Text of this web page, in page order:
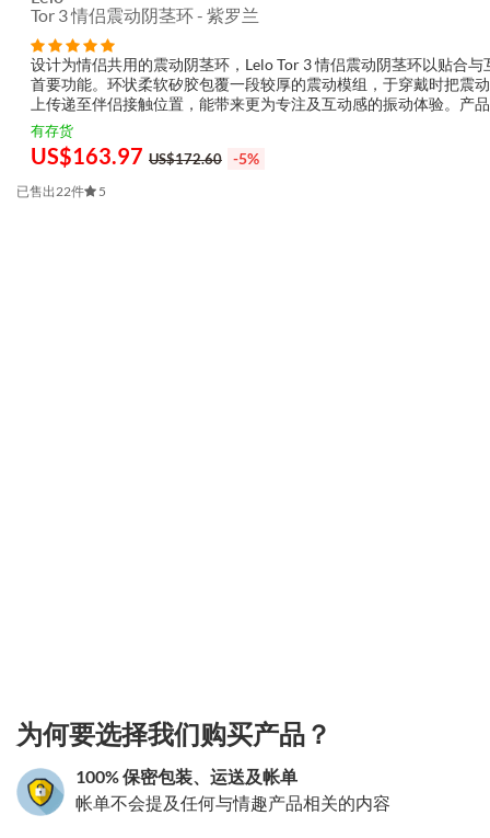
Tor 3 情侣震动阴茎环 - 紫罗兰
设计为情侣共用的震动阴茎环，Lelo Tor 3 情侣震动阴茎环以贴合与
首要功能。环状柔软矽胶包覆一段较厚的震动模组，于穿戴时把震
上传递至伴侣接触位置，能带来更为专注及互动感的振动体验。产
蓝牙连接 LELO APP，自订与远端操控震动节奏；材质为高级体用矽
弹性设计...
有存货
US$163.97 US$172.60 -5%
已售出22件 5
为何要选择我们购买产品？
100% 保密包装、运送及帐单
帐单不会提及任何与情趣产品相关的内容